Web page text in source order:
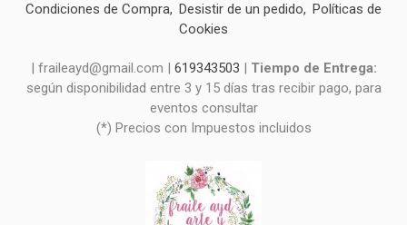
Condiciones de Compra
Desistir de un pedido
Políticas de
Cookies
| fraileayd@gmail.com | 619343503
Tiempo de Entrega:
según disponibilidad entre 3 y 15 días tras recibir pago, para
eventos consultar
(*) Precios con Impuestos incluidos